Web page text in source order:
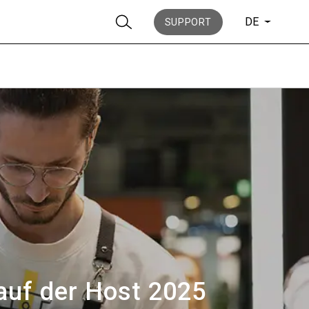
SUPPORT DE
der Host 2025
Nachrichten
Geschichte